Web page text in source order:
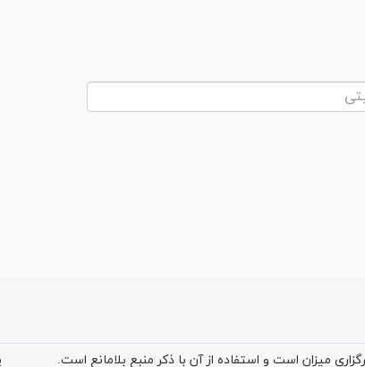
میزان است و استفاده از آن با ذکر منبع بلامانع است.